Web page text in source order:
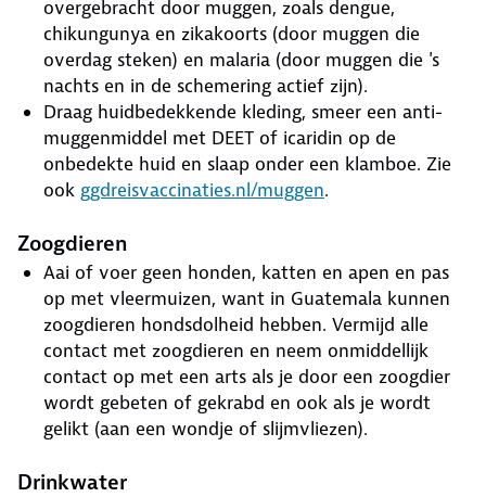
overgebracht door muggen, zoals dengue,
chikungunya en zikakoorts (door muggen die
overdag steken) en malaria (door muggen die 's
nachts en in de schemering actief zijn).
Draag huidbedekkende kleding, smeer een anti-
muggenmiddel met DEET of icaridin op de
onbedekte huid en slaap onder een klamboe. Zie
ook ggdreisvaccinaties.nl/muggen.
Zoogdieren
Aai of voer geen honden, katten en apen en pas
op met vleermuizen, want in Guatemala kunnen
zoogdieren hondsdolheid hebben. Vermijd alle
contact met zoogdieren en neem onmiddellijk
contact op met een arts als je door een zoogdier
wordt gebeten of gekrabd en ook als je wordt
gelikt (aan een wondje of slijmvliezen).
Drinkwater